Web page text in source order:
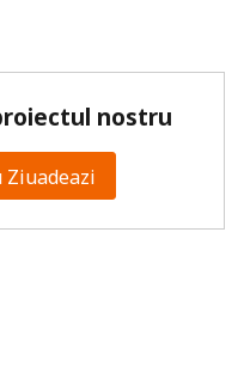
nostru
Ziuadeazi